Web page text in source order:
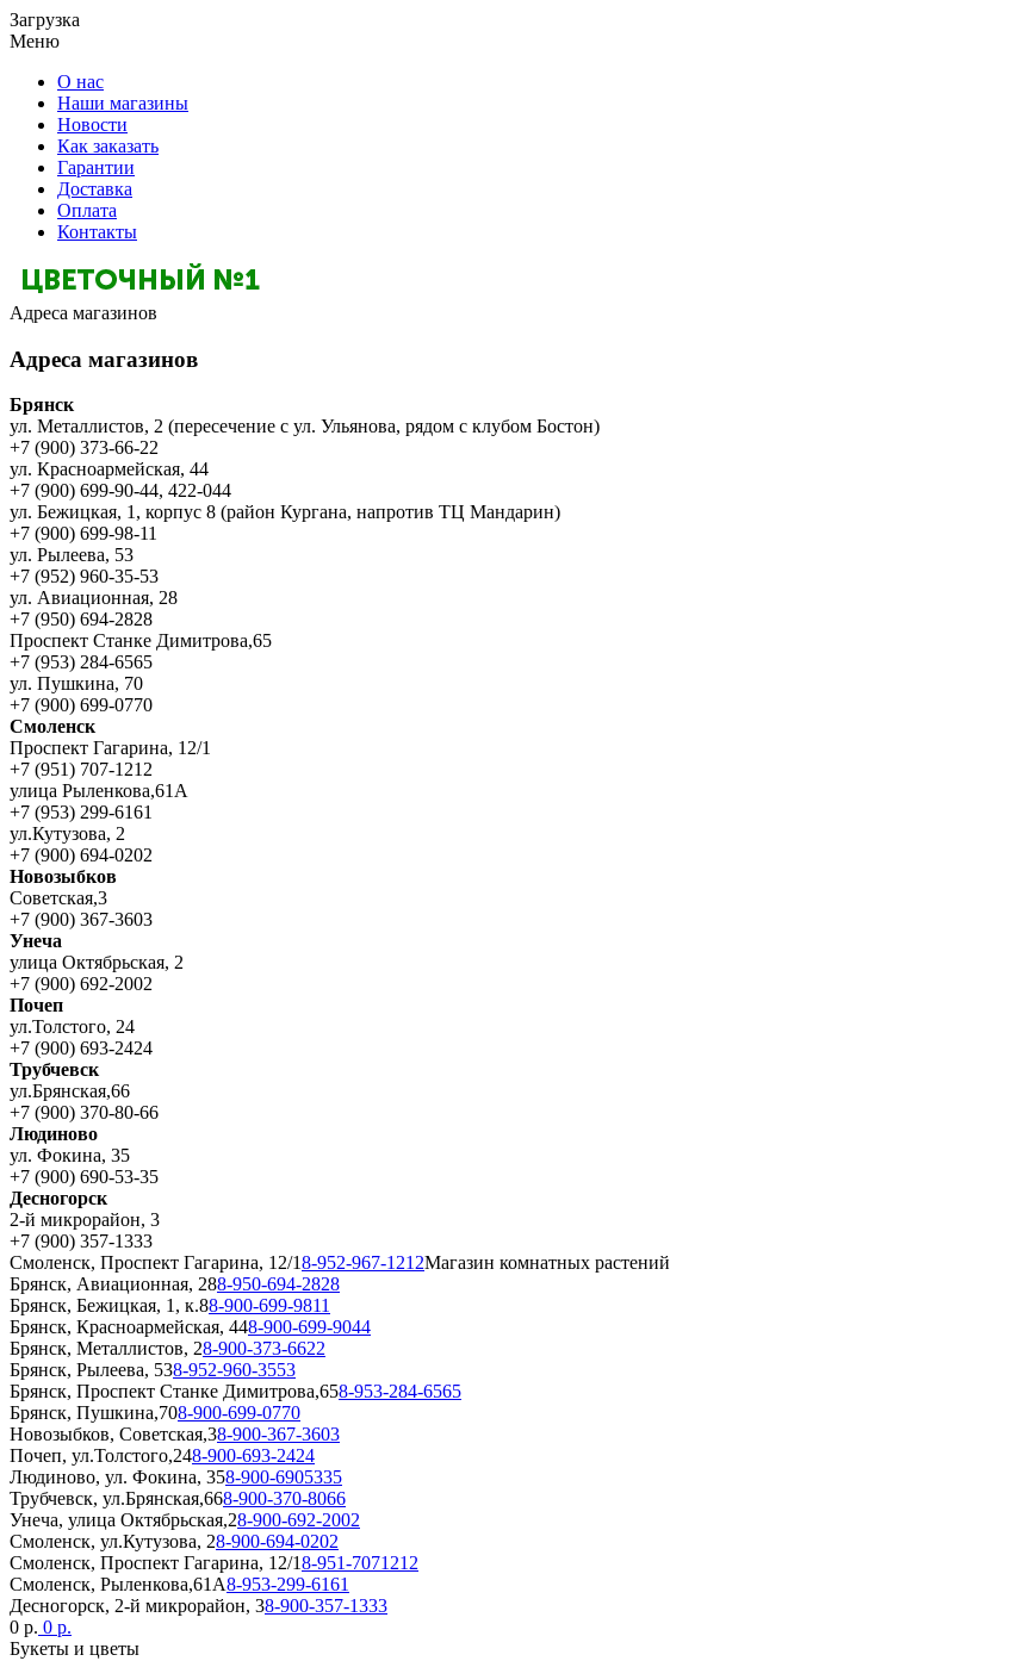
Загрузка
Меню
О нас
Наши магазины
Новости
Как заказать
Гарантии
Доставка
Оплата
Контакты
Адреса магазинов
Адреса магазинов
Брянск
ул. Металлистов, 2 (пересечение с ул. Ульянова, рядом с клубом Бостон)
+7 (900) 373-66-22
ул. Красноармейская, 44
+7 (900) 699-90-44, 422-044
ул. Бежицкая, 1, корпус 8 (район Кургана, напротив ТЦ Мандарин)
+7 (900) 699-98-11
ул. Рылеева, 53
+7 (952) 960-35-53
ул. Авиационная, 28
+7 (950) 694-2828
Проспект Станке Димитрова,65
+7 (953) 284-6565
ул. Пушкина, 70
+7 (900) 699-0770
Смоленск
Проспект Гагарина, 12/1
+7 (951) 707-1212
улица Рыленкова,61А
+7 (953) 299-6161
ул.Кутузова, 2
+7 (900) 694-0202
Новозыбков
Советская,3
+7 (900) 367-3603
Унеча
улица Октябрьская, 2
+7 (900) 692-2002
Почеп
ул.Толстого, 24
+7 (900) 693-2424
Трубчевск
ул.Брянская,66
+7 (900) 370-80-66
Людиново
ул. Фокина, 35
+7 (900) 690-53-35
Десногорск
2-й микрорайон, 3
+7 (900) 357-1333
Смоленск, Проспект Гагарина, 12/18-952-967-1212Магазин комнатных растений
Брянск, Авиационная, 288-950-694-2828
Брянск, Бежицкая, 1, к.88-900-699-9811
Брянск, Красноармейская, 448-900-699-9044
Брянск, Металлистов, 28-900-373-6622
Брянск, Рылеева, 538-952-960-3553
Брянск, Проспект Станке Димитрова,658-953-284-6565
Брянск, Пушкина,708-900-699-0770
Новозыбков, Советская,38-900-367-3603
Почеп, ул.Толстого,248-900-693-2424
Людиново, ул. Фокина, 358-900-6905335
Трубчевск, ул.Брянская,668-900-370-8066
Унеча, улица Октябрьская,28-900-692-2002
Смоленск, ул.Кутузова, 28-900-694-0202
Смоленск, Проспект Гагарина, 12/18-951-7071212
Смоленск, Рыленкова,61А8-953-299-6161
Десногорск, 2-й микрорайон, 38-900-357-1333
0 р. 0 р.
Букеты и цветы